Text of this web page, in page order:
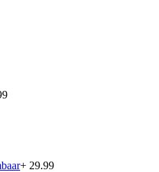
+ 29.99